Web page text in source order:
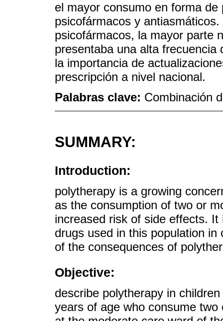
el mayor consumo en forma
psicofármacos y
psicofármacos, la mayor parte
presentaba una alta
la importancia de
prescripción a nivel nacional.
Palabras clave: Combinación
SUMMARY:
Introduction:
polytherapy is a growing
as the consumption of two or
increased risk of side effects.
drugs used in this population
of the consequences of
Objective:
describe polytherapy in
years of age who consume